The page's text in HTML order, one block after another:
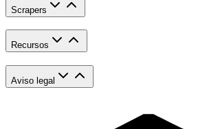
Scrapers
Recursos
Aviso legal